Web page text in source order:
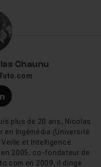
CC
XD ? La question
apporter une réponse
design et le
interactives
facilement, tester le
Jusqu’à l’édition 2019,
se confrontait, pâlot, à
nombreux atouts qui
:
Chaunu
X (twitter) de
Profil LinkedIn de
plus de 20 ans, Nicolas
en Ingémédia (Université
et Intelligence
2005, co-fondateur de
en 2009, il dirige